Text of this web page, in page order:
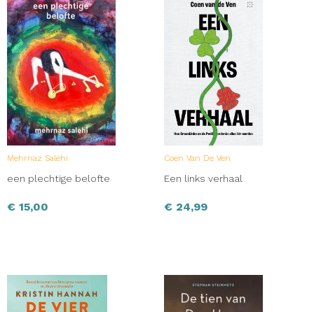
Mehrnaz Salehi
een plechtige belofte
€ 15,00
Coen Van De Ven
Een links verhaal
€ 24,99